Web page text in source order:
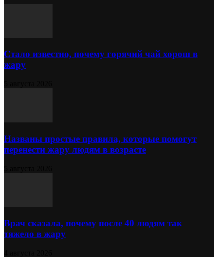
Стало известно, почему горячий чай хорош в
жару
Названы простые правила, которые помогут
перенести жару людям в возрасте
Врач сказала, почему после 40 людям так
тяжело в жару